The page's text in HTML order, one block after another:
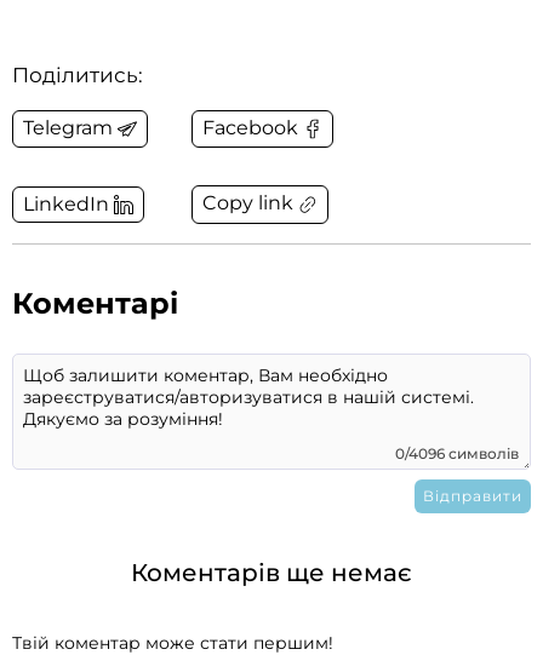
Поділитись:
Telegram Facebook
LinkedIn Copy link
Коментарі
0/4096 символів
Коментарів ще немає
Твій коментар може стати першим!